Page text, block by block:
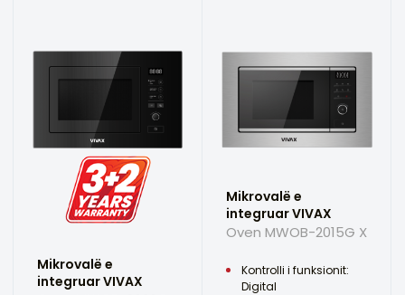
Mikrovalë e
integruar VIVAX
Mikrovalë e
integruar VIVAX
Oven MWOB-2015G X
Kontrolli i funksionit:
Digital